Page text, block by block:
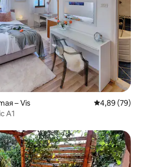
– Vis Средна
4,89 (79)
A1